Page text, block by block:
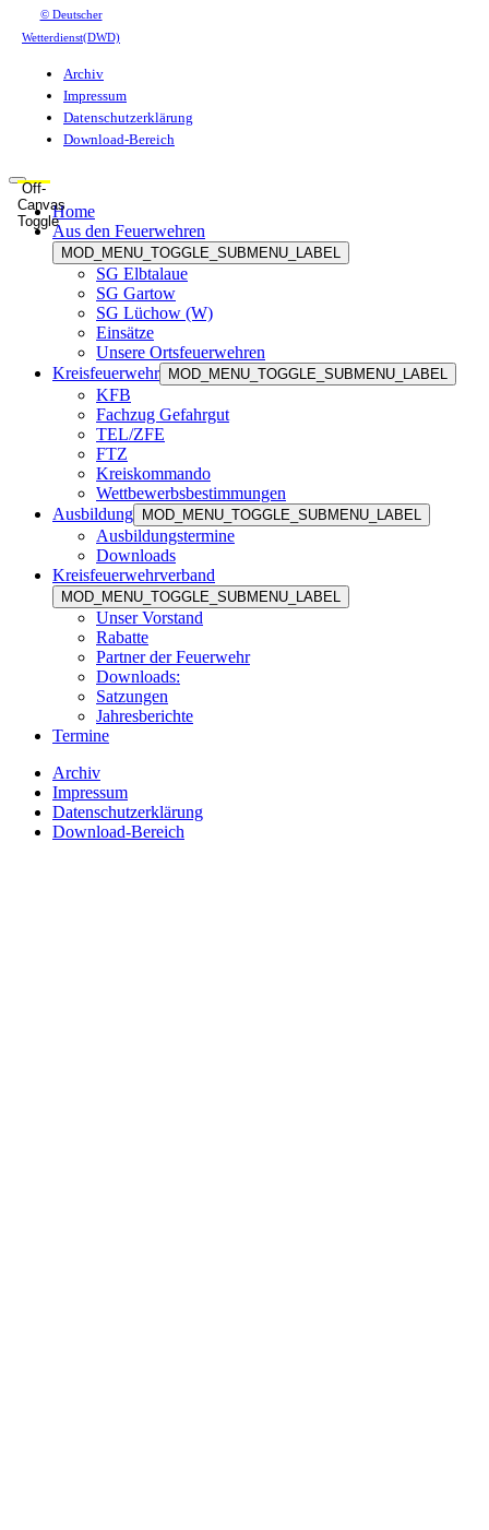
© Deutscher
Wetterdienst(DWD)
Archiv
Impressum
Datenschutzerklärung
Download-Bereich
Off-
Canvas
Toggle
Home
Aus den Feuerwehren
MOD_MENU_TOGGLE_SUBMENU_LABEL
SG Elbtalaue
SG Gartow
SG Lüchow (W)
Einsätze
Unsere Ortsfeuerwehren
Kreisfeuerwehr
MOD_MENU_TOGGLE_SUBMENU_LABEL
KFB
Fachzug Gefahrgut
TEL/ZFE
FTZ
Kreiskommando
Wettbewerbsbestimmungen
Ausbildung
MOD_MENU_TOGGLE_SUBMENU_LABEL
Ausbildungstermine
Downloads
Kreisfeuerwehrverband
MOD_MENU_TOGGLE_SUBMENU_LABEL
Unser Vorstand
Rabatte
Partner der Feuerwehr
Downloads:
Satzungen
Jahresberichte
Termine
Archiv
Impressum
Datenschutzerklärung
Download-Bereich